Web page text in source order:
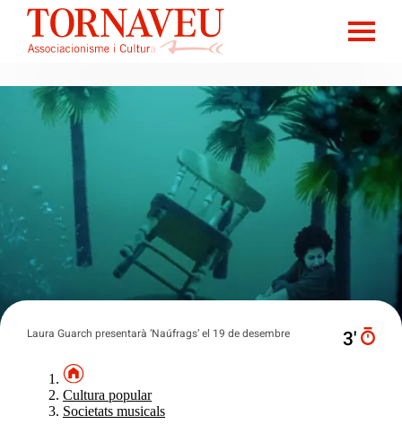
Laura Guarch presentarà ‘Naúfrags’ el 19 de desembre 3′
Cultura popular
Societats musicals